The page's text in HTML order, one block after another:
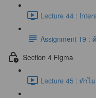
Lecture 44 :
Assignment 19 :
Section 4 Figma
Lecture 45 : ทำไ